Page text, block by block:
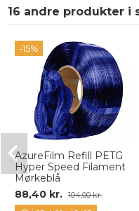
16 andre produkter i
-15%
AzureFilm Refill PETG
Hyper Speed Filament
Mørkeblå
88,40 kr.
104,00 kr.